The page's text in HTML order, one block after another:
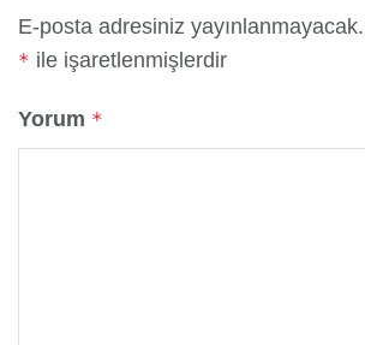
E-posta adresiniz yayınlanmayacak.
* ile işaretlenmişlerdir
Yorum *